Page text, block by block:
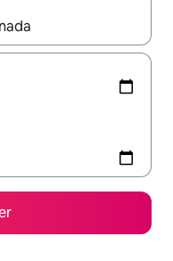
les en utilisant